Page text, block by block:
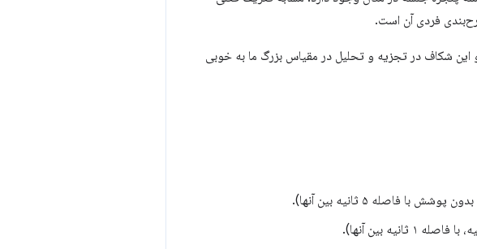
کردیم و این شکاف در تجزیه و تحلیل در مقیاس بزرگ ما به خوبی
فاصله ۵ ثانیه بین آنها).